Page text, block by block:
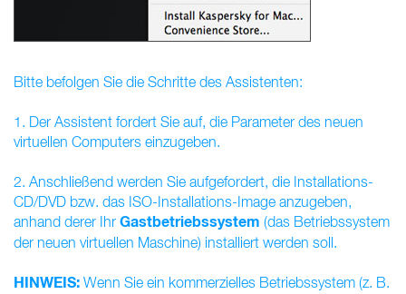
Bitte befolgen Sie die Schritte des Assistenten:
1. Der Assistent fordert Sie auf, die Parameter des neuen
virtuellen Computers einzugeben.
2. Anschließend werden Sie aufgefordert, die Installations-
CD/DVD bzw. das ISO-Installations-Image anzugeben,
anhand derer Ihr Gastbetriebssystem (das Betriebssystem
der neuen virtuellen Maschine) installiert werden soll.
HINWEIS: Wenn Sie ein kommerzielles Betriebssystem (z. B.